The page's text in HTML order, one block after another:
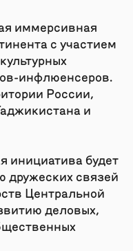
иммерсивная
с участием
инфлюенсеров.
России,
и
инициатива будет
дружеских связей
Центральной
деловых,